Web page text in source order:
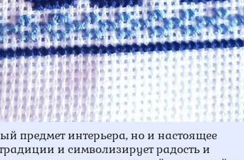
предмет интерьера, но и настоящее
и символизирует радость и